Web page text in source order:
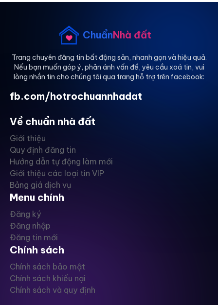
ChuẩnNhà đất
Trang chuyên đăng tin bất động sản, nhanh gọn và hiệu quả.
Nếu bạn muốn góp ý, phản ánh vấn đề, yêu cầu xoá tin, vui
lòng nhắn tin cho chúng tôi qua trang hỗ trợ trên facebook:
fb.com/hotrochuannhadat
Về chuẩn nhà đất
Giới thiệu
Quy định đăng tin
Hướng dẫn tự động làm mới
Giới thiệu các loại tin VIP
Bảng giá dịch vụ
Menu chính
Đăng ký
Đăng nhập
Đăng tin mới
Chính sách
Chính sách bảo mật
Chính sách khiếu nại
Chính sách và quy định